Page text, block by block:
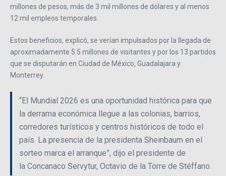
millones de pesos, más de 3 mil millones de dólares y al menos
12 mil empleos temporales.
Estos beneficios, explicó, se verían impulsados por la llegada de
aproximadamente 5.5 millones de visitantes y por los 13 partidos
que se disputarán en Ciudad de México, Guadalajara y
Monterrey.
“El Mundial 2026 es una oportunidad histórica para que
la derrama económica llegue a las colonias, barrios,
corredores turísticos y centros históricos de todo el
país. La presencia de la presidenta Sheinbaum en el
sorteo marca el arranque”, dijo el presidente de
la Concanaco Servytur, Octavio de la Torre de Stéffano.